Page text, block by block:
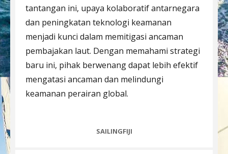
tantangan ini, upaya kolaboratif antarnegara
dan peningkatan teknologi keamanan
menjadi kunci dalam memitigasi ancaman
pembajakan laut. Dengan memahami strategi
baru ini, pihak berwenang dapat lebih efektif
mengatasi ancaman dan melindungi
keamanan perairan global.
CATEGORIES
SAILINGFIJI